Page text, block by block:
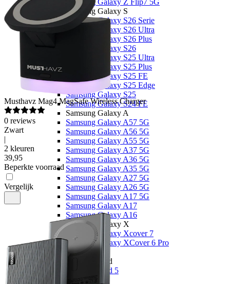
Samsung Galaxy Z Flip7 5G
Samsung Galaxy S
Samsung Galaxy S26 Serie
Samsung Galaxy S26 Ultra
Samsung Galaxy S26 Plus
Samsung Galaxy S26
Samsung Galaxy S25 Ultra
Samsung Galaxy S25 Plus
Samsung Galaxy S25 FE
Samsung Galaxy S25 Edge
Samsung Galaxy S25
Samsung Galaxy S24 FE
Samsung Galaxy A
Samsung Galaxy A57 5G
Samsung Galaxy A56 5G
Samsung Galaxy A55 5G
Samsung Galaxy A37 5G
Samsung Galaxy A36 5G
Samsung Galaxy A35 5G
Samsung Galaxy A27 5G
Samsung Galaxy A26 5G
Samsung Galaxy A17 5G
Samsung Galaxy A17
Samsung Galaxy A16
Samsung Galaxy X
Samsung Galaxy Xcover 7
Samsung Galaxy XCover 6 Pro
OnePlus
OnePlus Nord
OnePlus Nord 5
Musthavz Mag4 MagSafe Wireless Charger
0 reviews
Zwart
|
2 kleuren
39,95
Beperkte voorraad
Vergelijk